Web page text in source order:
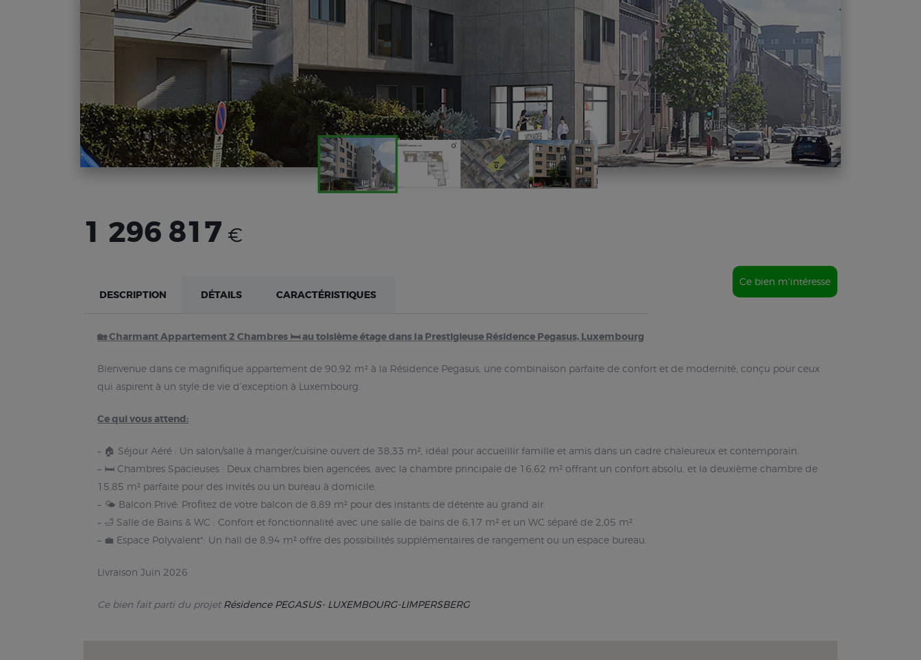
1 296 817 €
Ce bien m'intéresse
DESCRIPTION DÉTAILS CARACTÉRISTIQUES
🏡 Charmant Appartement 2 Chambres 🛏 au toisième étage dans la Prestigieuse Résidence Pegasus, Luxembourg
Bienvenue dans ce magnifique appartement de 90,92 m² à la Résidence Pegasus, une combinaison parfaite de confort et de modernité, conçu pour ceux
qui aspirent à un style de vie d’exception à Luxembourg.
Ce qui vous attend:
– 🏠 Séjour Aéré : Un salon/salle à manger/cuisine ouvert de 38,33 m², idéal pour accueillir famille et amis dans un cadre chaleureux et contemporain.
– 🛏️ Chambres Spacieuses : Deux chambres bien agencées, avec la chambre principale de 16,62 m² offrant un confort absolu, et la deuxième chambre de
15,85 m² parfaite pour des invités ou un bureau à domicile.
– 🌤️ Balcon Privé: Profitez de votre balcon de 8,89 m² pour des instants de détente au grand air.
– 🛁 Salle de Bains & WC : Confort et fonctionnalité avec une salle de bains de 6,17 m² et un WC séparé de 2,05 m².
– 💼 Espace Polyvalent*: Un hall de 8,94 m² offre des possibilités supplémentaires de rangement ou un espace bureau.
Livraison Juin 2026
Ce bien fait parti du projet Résidence PEGASUS- LUXEMBOURG-LIMPERSBERG